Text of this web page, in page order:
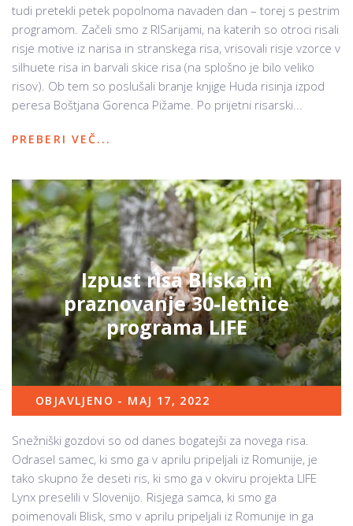
tudi pretekli petek popolnoma navaden dan – torej s pestrim
programom. Začeli smo z RISarijami, na katerih so otroci risali
risje motive iz narisa in stranskega risa, vrisovali risje vzorce v
silhuete risa in barvali skice risa (na splošno je bilo veliko
risov). Ob tem so poslušali branje knjige Huda risinja izpod
peresa Boštjana Gorenca Pižame. Po prijetni risarski...
PREBERI VEČ...
Izpust risa Bliska in
praznovanje 30-letnice
programa LIFE
OBJAVLJENO - MAJ 17, 2022
Snežniški gozdovi so od danes bogatejši za novega risa.
Odrasel samec, ki smo ga v aprilu pripeljali iz Romunije, je
tako skupno že deseti ris, ki smo ga v okviru projekta LIFE
Lynx preselili v Slovenijo. Risjega samca, ki smo ga
poimenovali Blisk, smo v aprilu pripeljali iz Romunije in ga